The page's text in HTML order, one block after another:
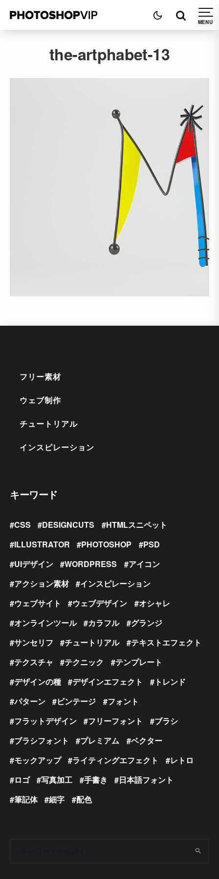
the-artphabet-13
フリー素材
ウェブ制作
チュートリアル
インスピレーション
キーワード
CSS DESIGNCUTS
HTMLスニペット
ILLUSTRATOR
PHOTOSHOP
PSD
UIデザイン
WORDPRESS
アイコン
アクション素材
インスピレーション
ウェブサイト
ウェブデザイン
オシャレ
オンラインツール
カラフル
グランジ
サンセリフ
チュートリアル
テキストエフェクト
テクスチャ
テクニック
テンプレート
デザインの種
デザインエフェクト
トレンド
パターン
ビンテージ
フォント
フラットデザイン
フリーフォント
ブラシ
ブラシフォント
プレミアム
ベクター
モックアップ
ライティングエフェクト
レトロ
ロゴ
写真加工 手書き
日本語フォント
筆記体
細字 配色